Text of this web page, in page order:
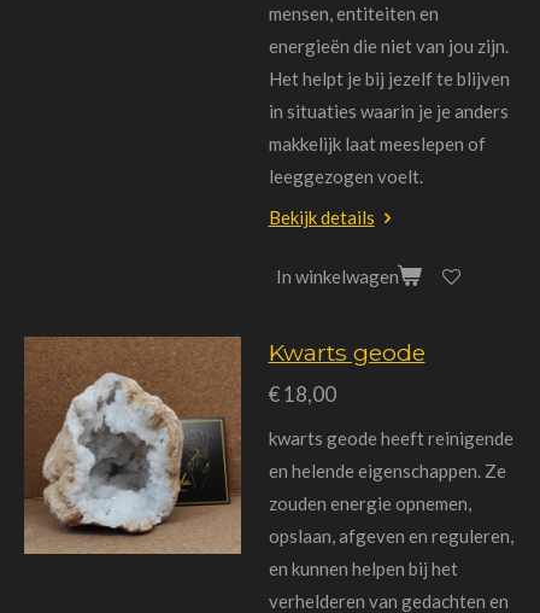
mensen, entiteiten en
energieën die niet van jou zijn.
Het helpt je bij jezelf te blijven
in situaties waarin je je anders
makkelijk laat meeslepen of
leeggezogen voelt.
Bekijk details
In winkelwagen
Kwarts geode
€ 18,00
kwarts geode heeft reinigende
en helende eigenschappen. Ze
zouden energie opnemen,
opslaan, afgeven en reguleren,
en kunnen helpen bij het
verhelderen van gedachten en